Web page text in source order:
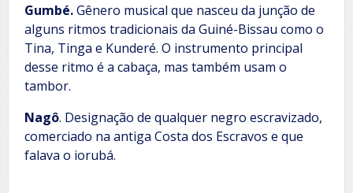
Gumbé.Gênero musical que nasceu da junção de
alguns ritmos tradicionais da Guiné-Bissau como o
Tina, Tinga e Kunderé. O instrumento principal
desse ritmo é a cabaça, mas também usam o
tambor.
Nagô. Designação de qualquer negro escravizado,
comerciado na antiga Costa dos Escravos e que
falava o iorubá.